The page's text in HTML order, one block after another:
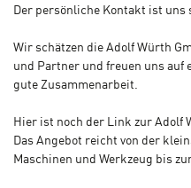
Der persönliche Kontakt ist uns
Wir schätzen die Adolf Würth
und Partner und freuen uns
gute Zusammenarbeit.
Hier ist noch der Link zur Adolf
Das Angebot reicht von der
Maschinen und Werkzeug bis